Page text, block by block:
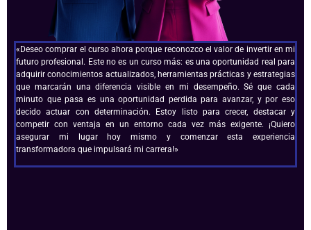
«Deseo comprar el curso ahora porque reconozco el valor de invertir en mi
futuro profesional. Este no es un curso más: es una oportunidad real para
adquirir conocimientos actualizados, herramientas prácticas y estrategias
que marcarán una diferencia visible en mi desempeño. Sé que cada
minuto que pasa es una oportunidad perdida para avanzar, y por eso
decido actuar con determinación. Estoy listo para crecer, destacar y
competir con ventaja en un entorno cada vez más exigente. ¡Quiero
asegurar mi lugar hoy mismo y comenzar esta experiencia
transformadora que impulsará mi carrera!»